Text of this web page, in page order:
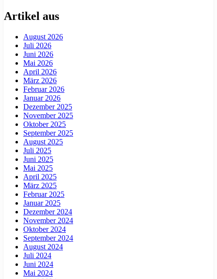
Artikel aus
August 2026
Juli 2026
Juni 2026
Mai 2026
April 2026
März 2026
Februar 2026
Januar 2026
Dezember 2025
November 2025
Oktober 2025
September 2025
August 2025
Juli 2025
Juni 2025
Mai 2025
April 2025
März 2025
Februar 2025
Januar 2025
Dezember 2024
November 2024
Oktober 2024
September 2024
August 2024
Juli 2024
Juni 2024
Mai 2024